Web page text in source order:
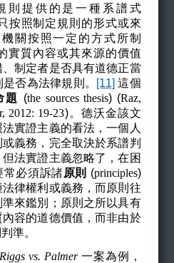
則提供的是一種系譜式
按照制定規則的形式或來
關按照一定的方式所制
實質內容或其來源的價值
、制定者是否具有道德正當
否為法律規則。
[11] 這個
題 (the sources thesis) (Raz,
2012: 19-23)。德沃金該文
實證主義的看法，一個人
義務，完全取決於系譜判
法實證主義忽略了，在困
常必須訴諸原則 (principles)
律權利或義務，而原則往
來鑑別；原則之所以具有
容的道德價值，而非由於
準。
Riggs vs. Palmer一案為例，